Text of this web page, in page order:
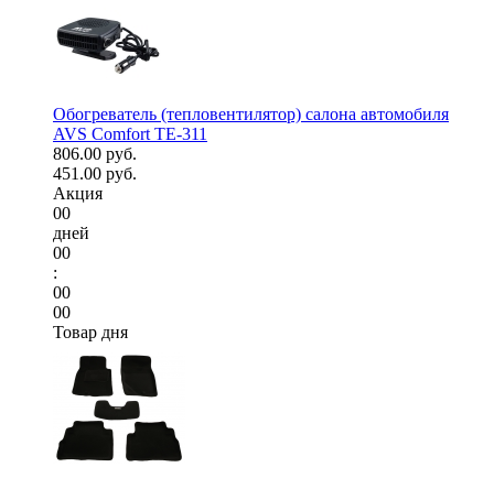
Обогреватель (тепловентилятор) салона автомобиля
AVS Comfort TE-311
806.00 руб.
451.00 руб.
Акция
00
дней
00
:
00
00
Товар дня